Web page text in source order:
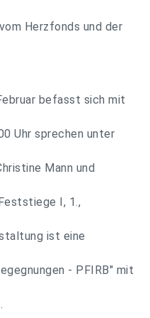
Herzfonds und der
befasst sich mit
Uhr sprechen unter
Mann und
I, 1.,
ist eine
- PFIRB" mit